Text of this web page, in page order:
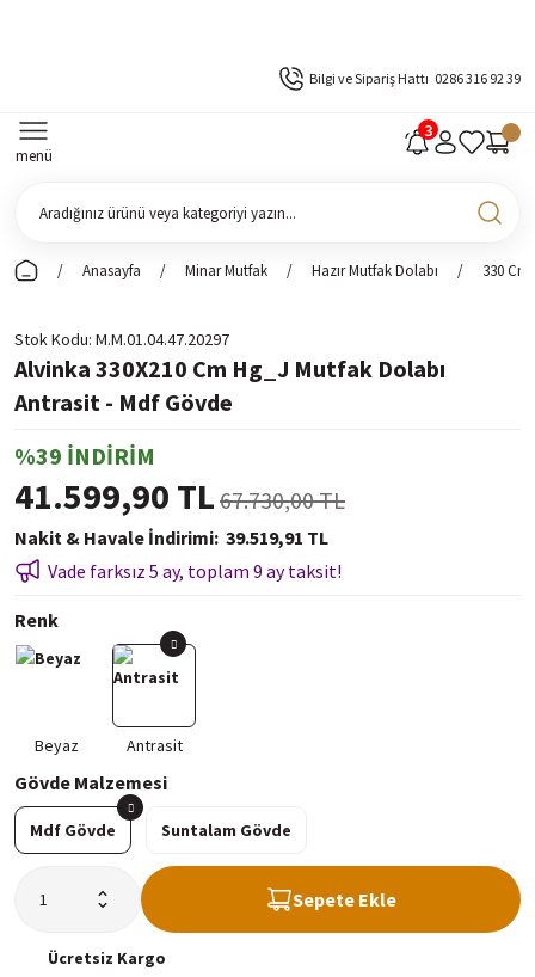
Bilgi ve Sipariş Hattı 0286 316 92 39
menü
Anasayfa Minar Mutfak Hazır Mutfak Dolabı 330 Cm
Stok Kodu M.M.01.04.47.20297
Alvinka 330X210 Cm Hg_J Mutfak Dolabı
Antrasit - Mdf Gövde
%39 İNDİRİM
41.599,90 TL 67.730,00 TL
Nakit & Havale İndirimi 39.519,91 TL
Vade farksız 5 ay, toplam 9 ay taksit!
Renk
Gövde Malzemesi
Mdf Gövde Suntalam Gövde
Sepete Ekle
Ücretsiz Kargo